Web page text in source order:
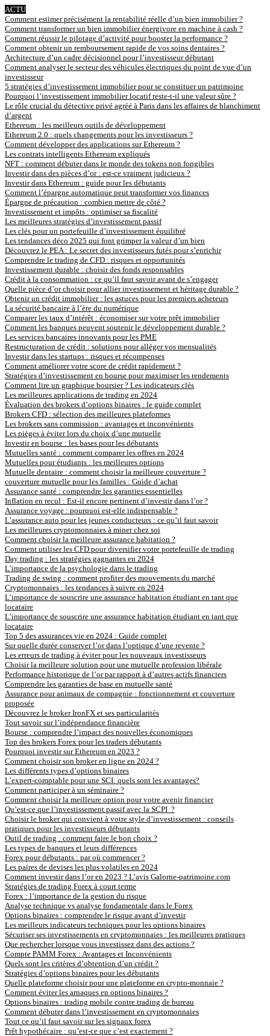
ACTU
Comment estimer précisément la rentabilité réelle d’un bien immobilier ?
Comment transformer un bien immobilier énergivore en machine à cash ?
Comment réussir le pilotage d’activité pour booster la performance ?
Comment obtenir un remboursement rapide de vos soins dentaires ?
Architecture d’un cadre décisionnel pour l’investisseur débutant
Comment analyser le secteur des véhicules électriques du point de vue d’un
investisseur
5 stratégies d’investissement immobilier pour se constituer un patrimoine
Pourquoi l’investissement immobilier locatif reste-t-il une valeur sûre ?
Le rôle crucial du détective privé agréé à Paris dans les affaires de blanchiment
d’argent
Ethereum : les meilleurs outils de développement
Ethereum 2.0 : quels changements pour les investisseurs ?
Comment développer des applications sur Ethereum ?
Les contrats intelligents Ethereum expliqués
NFT : comment débuter dans le monde des tokens non fongibles
Investir dans des pièces d’or : est-ce vraiment judicieux ?
Investir dans Ethereum : guide pour les débutants
Comment l’épargne automatique peut transformer vos finances
Épargne de précaution : combien mettre de côté ?
Investissement et impôts : optimiser sa fiscalité
Les meilleures stratégies d’investissement passif
Les clés pour un portefeuille d’investissement équilibré
Les tendances déco 2025 qui font grimper la valeur d’un bien
Découvrez le PEA : Le secret des investisseurs futés pour s’enrichir
Comprendre le trading de CFD : risques et opportunités
Investissement durable : choisir des fonds responsables
Crédit à la consommation : ce qu’il faut savoir avant de s’engager
Quelle pièce d’or choisir pour allier investissement et héritage durable ?
Obtenir un crédit immobilier : les astuces pour les premiers acheteurs
La sécurité bancaire à l’ère du numérique
Comparer les taux d’intérêt : économiser sur votre prêt immobilier
Comment les banques peuvent soutenir le développement durable ?
Les services bancaires innovants pour les PME
Restructuration de crédit : solutions pour alléger vos mensualités
Investir dans les startups : risques et récompenses
Comment améliorer votre score de crédit rapidement ?
Stratégies d’investissement en bourse pour maximiser les rendements
Comment lire un graphique boursier ? Les indicateurs clés
Les meilleures applications de trading en 2024
Évaluation des brokers d’options binaires : le guide complet
Brokers CFD : sélection des meilleures plateformes
Les brokers sans commission : avantages et inconvénients
Les pièges à éviter lors du choix d’une mutuelle
Investir en bourse : les bases pour les débutants
Mutuelles santé : comment comparer les offres en 2024
Mutuelles pour étudiants : les meilleures options
Mutuelle dentaire : comment choisir la meilleure couverture ?
couverture mutuelle pour les familles : Guide d’achat
Assurance santé : comprendre les garanties essentielles
Inflation en recul : Est-il encore pertinent d’investir dans l’or ?
Assurance voyage : pourquoi est-elle indispensable ?
L’assurance auto pour les jeunes conducteurs : ce qu’il faut savoir
Les meilleures cryptomonnaies à miner chez soi
Comment choisir la meilleure assurance habitation ?
Comment utiliser les CFD pour diversifier votre portefeuille de trading
Day trading : les stratégies gagnantes en 2024
L’importance de la psychologie dans le trading
Trading de swing : comment profiter des mouvements du marché
Cryptomonnaies : les tendances à suivre en 2024
L’importance de souscrire une assurance habitation étudiant en tant que
locataire
L’importance de souscrire une assurance habitation étudiant en tant que
locataire
Top 5 des assurances vie en 2024 : Guide complet
Sur quelle durée conserver l’or dans l’optique d’une revente ?
Les erreurs de trading à éviter pour les nouveaux investisseurs
Choisir la meilleure solution pour une mutuelle profession libérale
Performance historique de l’or par rapport à d’autres actifs financiers
Comprendre les garanties de base en mutuelle santé
Assurance pour animaux de compagnie : fonctionnement et couverture
proposée
Découvrez le broker IronFX et ses particularités
Tout savoir sur l’indépendance financière
Bourse : comprendre l’impact des nouvelles économiques
Top des brokers Forex pour les traders débutants
Pourquoi investir sur Ethereum en 2023 ?
Comment choisir son broker en ligne en 2024 ?
Les différents types d’options binaires
L’expert-comptable pour une SCI: quels sont les avantages?
Comment participer à un séminaire ?
Comment choisir la meilleure option pour votre avenir financier
Qu’est-ce que l’investissement passif avec la SCPI ?
Choisir le broker qui convient à votre style d’investissement : conseils
pratiques pour les investisseurs débutants
Outil de trading : comment faire le bon choix ?
Les types de banques et leurs différences
Forex pour débutants : par où commencer ?
Les paires de devises les plus volatiles en 2024
Comment investir dans l’or en 2023 ? L’avis Galorne-patrimoine.com
Stratégies de trading Forex à court terme
Forex : l’importance de la gestion du risque
Analyse technique vs analyse fondamentale dans le Forex
Options binaires : comprendre le risque avant d’investir
Les meilleurs indicateurs techniques pour les options binaires
Sécuriser ses investissements en cryptomonnaies : les meilleures pratiques
Que rechercher lorsque vous investissez dans des actions ?
Compte PAMM Forex : Avantages et Inconvénients
Quels sont les critères d’obtention d’un crédit ?
Stratégies d’options binaires pour les débutants
Quelle plateforme choisir pour une plateforme en crypto-monnaie ?
Comment éviter les arnaques en options binaires ?
Options binaires : trading mobile contre trading de bureau
Comment débuter dans l’investissement en cryptomonnaies
Tout ce qu’il faut savoir sur les signaux forex
Prêt hypothécaire : qu’est-ce que c’est exactement ?